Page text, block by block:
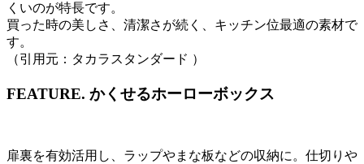
くいのが特長です。
買った時の美しさ、清潔さが続く、キッチン位最適の素材で
す。
（引用元：タカラスタンダード ）
FEATURE. かくせるホーローボックス
扉裏を有効活用し、ラップやまな板などの収納に。仕切りや